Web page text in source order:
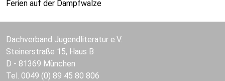
Ferien auf der Dampfwalze
Dachverband Jugendliteratur e.V.
Steinerstraße 15, Haus B
D - 81369 München
Tel. 0049 (0) 89 45 80 806